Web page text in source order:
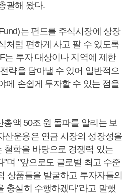
괄해 왔다.
는 펀드를 주식시장에 상장
처럼 편하게 사고 팔 수 있도록
는 투자 대상이나 지역에 제한
략을 담아낼 수 있어 일반적으
에 손쉽게 투자할 수 있는 점을
액 50조 원 돌파를 알리는 보
산운용은 연금 시장의 성장성을
철학을 바탕으로 경쟁력 있는
"며 "앞으로도 글로벌 최고 수준
상품들을 발굴하고 투자자들의
충실히 수행하겠다"라고 말했